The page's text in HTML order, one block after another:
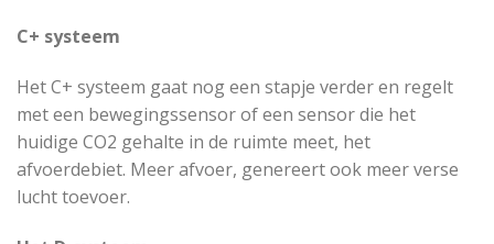
C+ systeem
Het C+ systeem gaat nog een stapje verder en regelt
met een bewegingssensor of een sensor die het
huidige CO2 gehalte in de ruimte meet, het
afvoerdebiet. Meer afvoer, genereert ook meer verse
lucht toevoer.